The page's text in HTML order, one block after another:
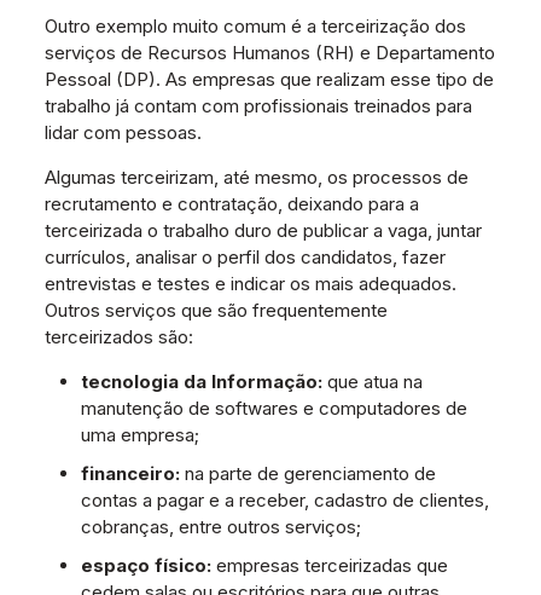
Outro exemplo muito comum é a terceirização dos
serviços de Recursos Humanos (RH) e Departamento
Pessoal (DP). As empresas que realizam esse tipo de
trabalho já contam com profissionais treinados para
lidar com pessoas.
Algumas terceirizam, até mesmo, os processos de
recrutamento e contratação, deixando para a
terceirizada o trabalho duro de publicar a vaga, juntar
currículos, analisar o perfil dos candidatos, fazer
entrevistas e testes e indicar os mais adequados.
Outros serviços que são frequentemente
terceirizados são:
tecnologia da Informação:que atua na
manutenção de softwares e computadores de
uma empresa;
financeiro:na parte de gerenciamento de
contas a pagar e a receber, cadastro de clientes,
cobranças, entre outros serviços;
espaço físico:empresas terceirizadas que